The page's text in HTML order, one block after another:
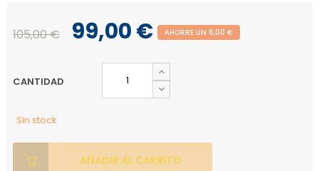
105,00 € 99,00 € AHORRE UN 6,00 €
CANTIDAD
Sin stock
AÑADIR AL CARRITO